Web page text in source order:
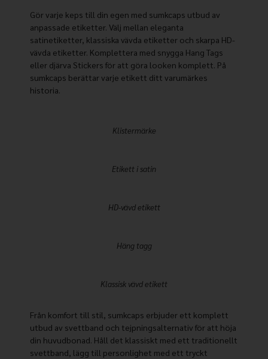
Gör varje keps till din egen med sumkcaps utbud av
anpassade etiketter. Välj mellan eleganta
satinetiketter, klassiska vävda etiketter och skarpa HD-
vävda etiketter. Komplettera med snygga Hang Tags
eller djärva Stickers för att göra looken komplett. På
sumkcaps berättar varje etikett ditt varumärkes
historia.
Klistermärke
Etikett i satin
HD-vävd etikett
Häng tagg
Klassisk vävd etikett
Från komfort till stil, sumkcaps erbjuder ett komplett
utbud av svettband och tejpningsalternativ för att höja
din huvudbonad. Håll det klassiskt med ett traditionellt
svettband, lägg till personlighet med ett tryckt